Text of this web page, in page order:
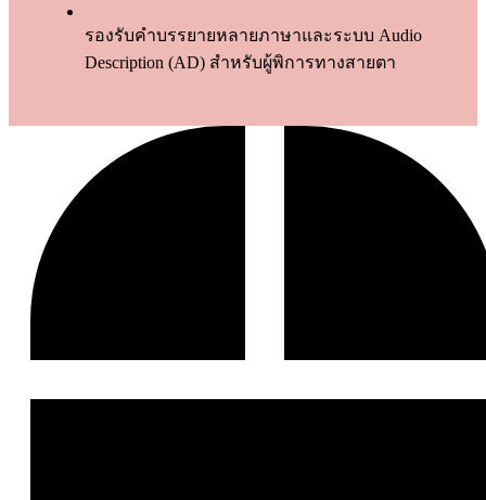
รองรับคำบรรยายหลายภาษาและระบบ Audio
Description (AD) สำหรับผู้พิการทางสายตา